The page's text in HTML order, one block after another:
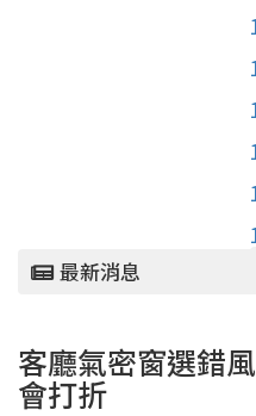
最新消息
客廳氣密窗選錯
會打折